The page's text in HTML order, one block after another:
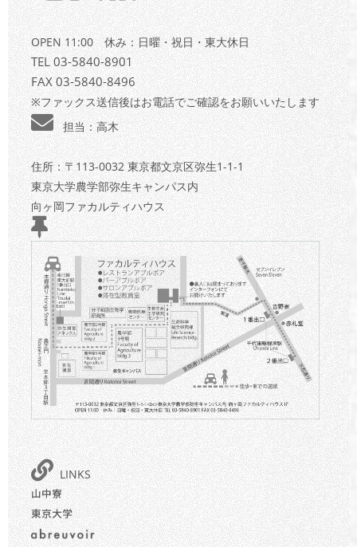
OPEN 11:00 休み：日曜・祝日・東大休日
TEL 03-5840-8901
FAX 03-5840-8496
※ファックス送信後はお電話でご確認をお願いいたします
担当：高木
住所：〒113-0032 東京都文京区弥生1-1-1
東京大学農学部弥生キャンパス内
向ヶ岡ファカルティハウス
LINKS